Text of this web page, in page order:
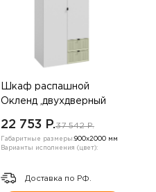
Шкаф распашной
Окленд ,двухдверный
22 753 P.37 542 P.
Габаритные размеры:900х2000 мм
Варианты исполнения (цвет):
Доставка по РФ.